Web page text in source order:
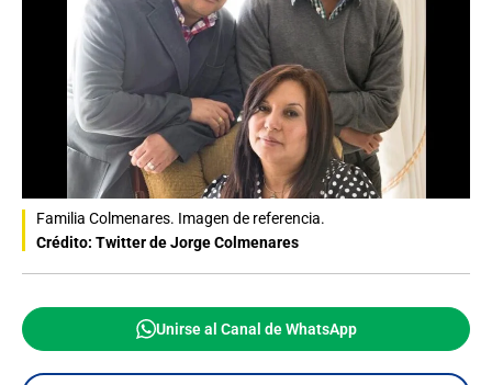
Familia Colmenares. Imagen de referencia.
Crédito: Twitter de Jorge Colmenares
Unirse al Canal de WhatsApp